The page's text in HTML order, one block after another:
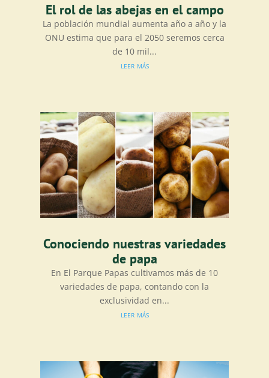
El rol de las abejas en el campo
La población mundial aumenta año a año y la
ONU estima que para el 2050 seremos cerca
de 10 mil...
leer más
Conociendo nuestras variedades
de papa
En El Parque Papas cultivamos más de 10
variedades de papa, contando con la
exclusividad en...
leer más